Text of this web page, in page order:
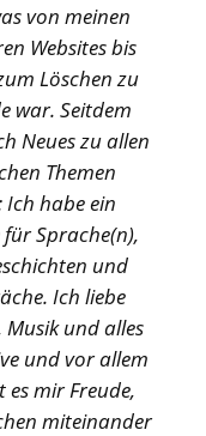
von meinen
Websites bis
Löschen zu
war. Seitdem
Neues zu allen
Themen
Ich habe ein
für Sprache(n),
und
Ich liebe
Musik und alles
und vor allem
es mir Freude,
miteinander